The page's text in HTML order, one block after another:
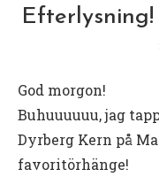
God morgon!
Buhuuuuuu, jag
Dyrberg Kern på
favoritörhänge!